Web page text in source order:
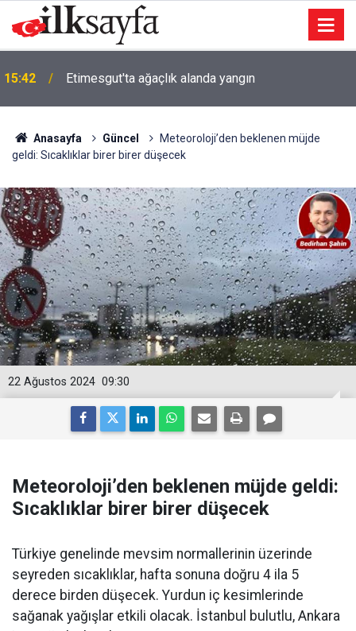
15:42 Etimesgut'ta ağaçlık alanda yangın
Anasayfa Güncel
Meteoroloji’den beklenen müjde
geldi: Sıcaklıklar birer birer düşecek
09:30
22 Ağustos 2024
Meteoroloji’den beklenen müjde geldi:
Sıcaklıklar birer birer düşecek
Türkiye genelinde mevsim normallerinin üzerinde
seyreden sıcaklıklar, hafta sonuna doğru 4 ila 5
derece birden düşecek. Yurdun iç kesimlerinde
sağanak yağışlar etkili olacak. İstanbul bulutlu, Ankara